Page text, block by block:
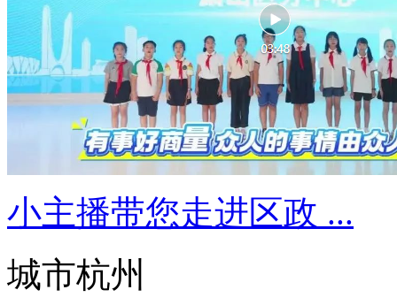
小主播带您走进区政 ...
城市杭州